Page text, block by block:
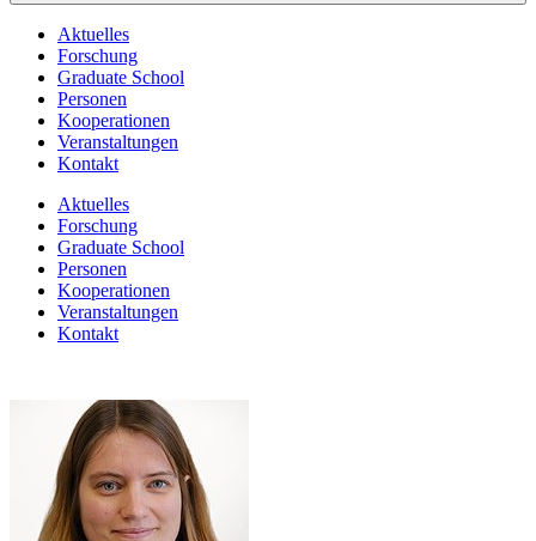
Aktuelles
Forschung
Graduate School
Personen
Kooperationen
Veranstaltungen
Kontakt
Aktuelles
Forschung
Graduate School
Personen
Kooperationen
Veranstaltungen
Kontakt